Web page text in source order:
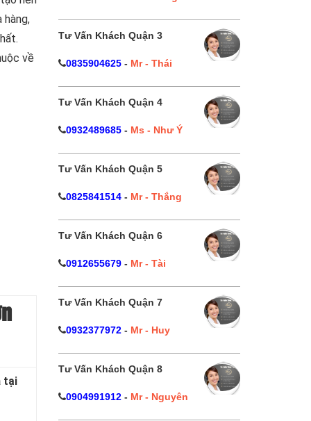
hàng,
về
tại
Tư Vấn Khách Quận 3
0835904625- Mr - Thái
Tư Vấn Khách Quận 4
0932489685- Ms - Như Ý
Tư Vấn Khách Quận 5
0825841514- Mr - Thắng
Tư Vấn Khách Quận 6
0912655679- Mr - Tài
Tư Vấn Khách Quận 7
0932377972- Mr - Huy
Tư Vấn Khách Quận 8
0904991912- Mr - Nguyên